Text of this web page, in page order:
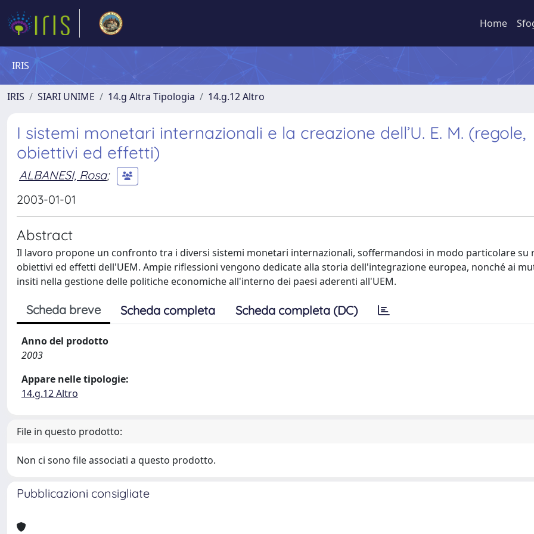
Home
IRIS
IRIS SIARI UNIME 14.g Altra Tipologia 14.g.12 Altro
I sistemi monetari internazionali e la creazione dell’U. E. M. (regole,
obiettivi ed effetti)
ALBANESI, Rosa;
2003-01-01
Abstract
Il lavoro propone un confronto tra i diversi sistemi monetari internazionali, soffermandosi in modo particolare su
obiettivi ed effetti dell'UEM. Ampie riflessioni vengono dedicate alla storia dell'integrazione europea, nonché ai
insiti nella gestione delle politiche economiche all'interno dei paesi aderenti all'UEM.
Scheda breve Scheda completa Scheda completa (DC)
Anno del prodotto
2003
Appare nelle tipologie:
14.g.12 Altro
File in questo prodotto:
Non ci sono file associati a questo prodotto.
Pubblicazioni consigliate